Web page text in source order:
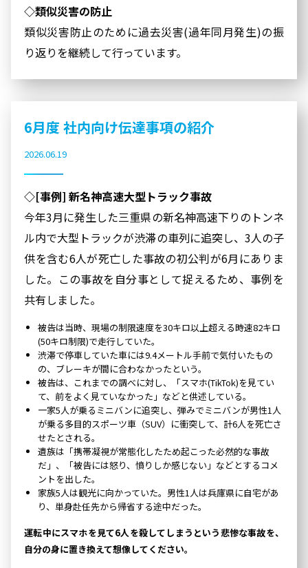
◇類似災害の防止
類似災害防止のために過去災害(過年同月発生)の振
り返りを継続して行っています。
6月度 社内向け伝達事項の紹介
2026.06.19
◇[事例] 新名神高速大型トラック事故
今年3月に発生した三重県の新名神高速下りのトンネ
ル内で大型トラックが渋滞の車列に追突し、3人の子
供を含む6人が死亡した事故の初公判が6月にありま
した。この事故を自分事として捉えるため、事例を
共有しました。
被告は当時、現場の制限速度を30キロ以上超える時速82キロ
(50キロ制限)で走行していた。
渋滞で停車していた車には9.4メートル手前で気付いたもの
の、ブレーキが間に合わなかったという。
被告は、これまでの調べに対し、「スマホ(TikTok)を見てい
て、前をよく見ていなかった」などと供述している。
一家5人が乗るミニバンに追突し、弾みでミニバンが男性1人
が乗る多目的スポーツ車（SUV）に衝突して、計6人を死亡さ
せたとされる。
遺族は「携帯凝視が常態化したため起こった必然的な事故
だ」、「被告には怒り、憤りしか感じない」などとするコメ
ントを出した。
家族5人は観光に向かっていた。男性1人は兵庫県に自宅があ
り、単身赴任先から帰省する途中だった。
運転中にスマホを見て6人を殺してしまうという悲惨な事故を、
自分の身に置き換えて想像してください。